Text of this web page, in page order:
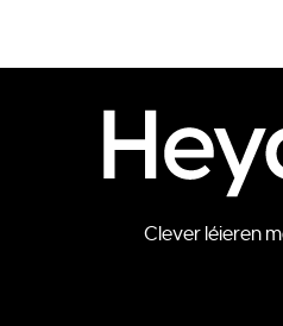
Clever léieren